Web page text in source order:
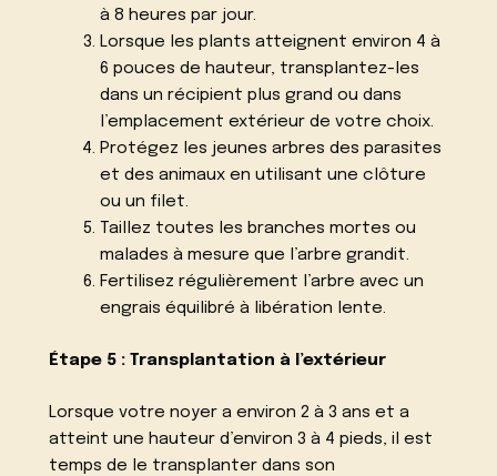
à 8 heures par jour.
Lorsque les plants atteignent environ 4 à
6 pouces de hauteur, transplantez-les
dans un récipient plus grand ou dans
l’emplacement extérieur de votre choix.
Protégez les jeunes arbres des parasites
et des animaux en utilisant une clôture
ou un filet.
Taillez toutes les branches mortes ou
malades à mesure que l’arbre grandit.
Fertilisez régulièrement l’arbre avec un
engrais équilibré à libération lente.
Étape 5 : Transplantation à l’extérieur
Lorsque votre noyer a environ 2 à 3 ans et a
atteint une hauteur d’environ 3 à 4 pieds, il est
temps de le transplanter dans son